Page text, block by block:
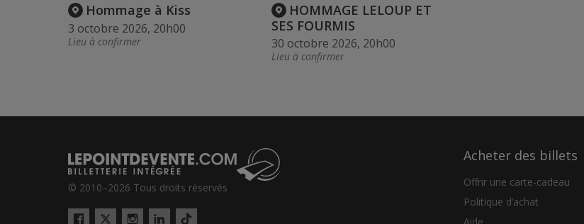
Hommage à Kiss
3 octobre 2026, 20h00
Lieu à confirmer
HOMMAGE LELOUP ET
SES FOURMIS
30 octobre 2026, 20h00
Lieu à confirmer
© 2010–2026 Tous droits réservés
Twitter Tiktok
Acheter des billets
Offrir une carte-cadeau
Politique d’achat